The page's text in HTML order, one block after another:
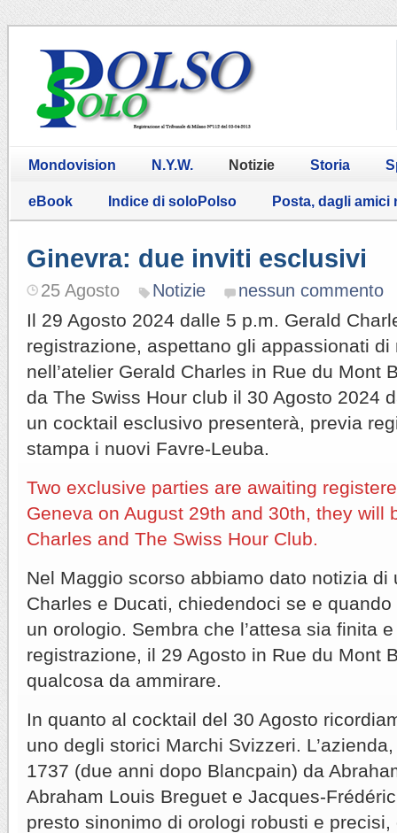
Mondovision N.Y.W. Notizie Storia
eBook Indice di soloPolso Posta, dagli amici
Ginevra: due inviti esclusivi
25 Agosto Notizie nessun commento
Il 29 Agosto 2024 dalle 5 p.m. Gerald
registrazione, aspettano gli appassionati di
nell’atelier Gerald Charles in Rue du Mont
da The Swiss Hour club il 30 Agosto 2024
un cocktail esclusivo presenterà, previa
stampa i nuovi Favre-Leuba.
Two exclusive parties are awaiting
Geneva on August 29th and 30th, they will
Charles and The Swiss Hour Club.
Nel Maggio scorso abbiamo dato notizia di
Charles e Ducati, chiedendoci se e
un orologio. Sembra che l’attesa sia finita
registrazione, il 29 Agosto in Rue du Mont
qualcosa da ammirare.
In quanto al cocktail del 30 Agosto
uno degli storici Marchi Svizzeri.
1737 (due anni dopo Blancpain) da
Abraham Louis Breguet e Jacques-
presto sinonimo di orologi robusti e